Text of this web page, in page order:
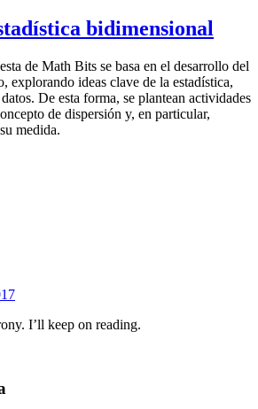
bidimensional
de Math Bits se basa en el desarrollo del
explorando ideas clave de la estadística,
De esta forma, se plantean actividades
de dispersión y, en particular,
medida.
I’ll keep on reading.